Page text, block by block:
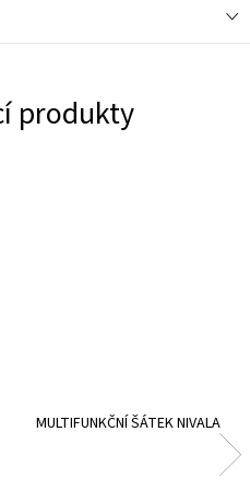
produkty
MULTIFUNKČNÍ ŠÁTEK NIVALA